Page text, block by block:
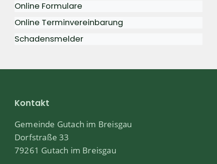
Online Formulare
Online Terminvereinbarung
Schadensmelder
Kontakt
Gemeinde Gutach im Breisgau
Dorfstraße 33
79261 Gutach im Breisgau